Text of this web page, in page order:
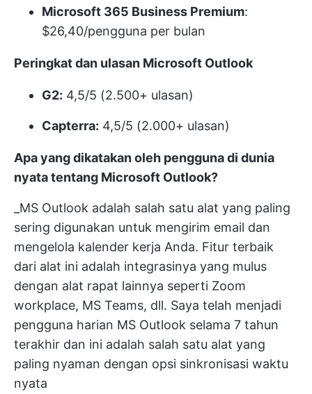
Microsoft 365 Business Premium:
$26,40/pengguna per bulan
Peringkat dan ulasan Microsoft Outlook
G2: 4,5/5 (2.500+ ulasan)
Capterra: 4,5/5 (2.000+ ulasan)
Apa yang dikatakan oleh pengguna di dunia
nyata tentang Microsoft Outlook?
_MS Outlook adalah salah satu alat yang paling
sering digunakan untuk mengirim email dan
mengelola kalender kerja Anda. Fitur terbaik
dari alat ini adalah integrasinya yang mulus
dengan alat rapat lainnya seperti Zoom
workplace, MS Teams, dll. Saya telah menjadi
pengguna harian MS Outlook selama 7 tahun
terakhir dan ini adalah salah satu alat yang
paling nyaman dengan opsi sinkronisasi waktu
nyata